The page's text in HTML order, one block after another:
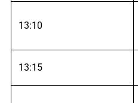
13:10
13:15